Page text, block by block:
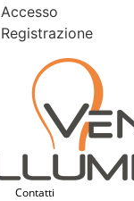
Accesso
Registrazione
Contatti